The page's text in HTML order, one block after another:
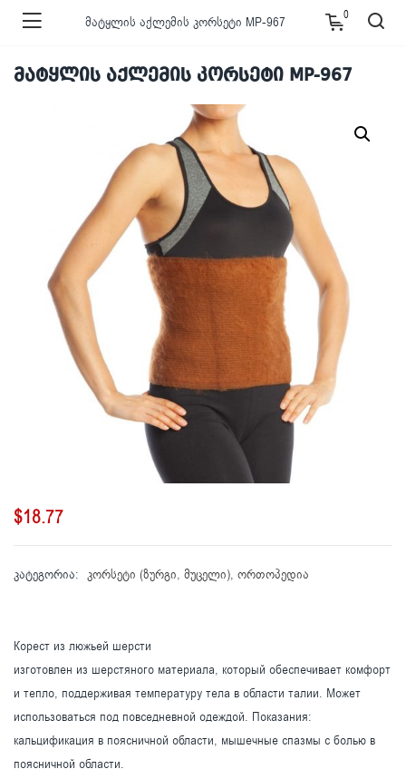
მატყლის აქლემის კორსეტი MP-967 0
მატყლის აქლემის კორსეტი MP-967
$18.77
კატეგორია: კორსეტი (ზურგი, მუცელი), ორთოპედია
Корест из люжьей шерсти
изготовлен из шерстяного материала, который обеспечивает комфорт
и тепло, поддерживая температуру тела в области талии. Может
использоваться под повседневной одеждой. Показания:
кальцификация в поясничной области, мышечные спазмы с болью в
поясничной области.